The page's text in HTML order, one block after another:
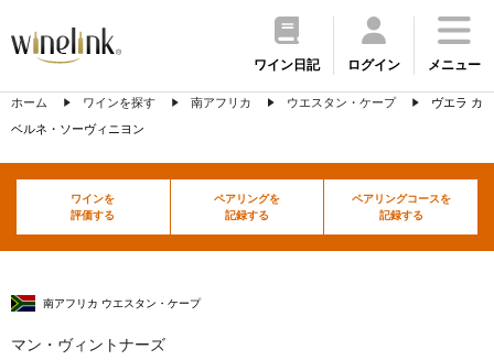
ワイン日記 ログイン メニュー
ホーム ワインを探す 南アフリカ ウエスタン・ケープ
ヴエラ カ
ベルネ・ソーヴィニヨン
ワインを
評価する
ペアリングを
記録する
ペアリングコースを
記録する
南アフリカ ウエスタン・ケープ
マン・ヴィントナーズ